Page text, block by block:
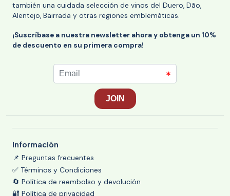
también una cuidada selección de vinos del Duero, Dão,
Alentejo, Bairrada y otras regiones emblemáticas.
¡Suscríbase a nuestra newsletter ahora y obtenga un 10%
de descuento en su primera compra!
Información
📌 Preguntas frecuentes
✅ Términos y Condiciones
🔄 Política de reembolso y devolución
🔐 Política de privacidad